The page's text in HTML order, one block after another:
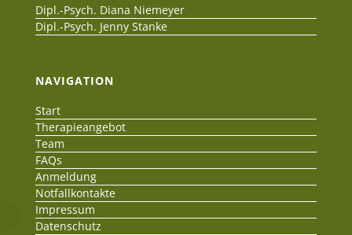
Dipl.-Psych. Diana Niemeyer
Dipl.-Psych. Jenny Stanke
NAVIGATION
Start
Therapieangebot
Team
FAQs
Anmeldung
Notfallkontakte
Impressum
Datenschutz